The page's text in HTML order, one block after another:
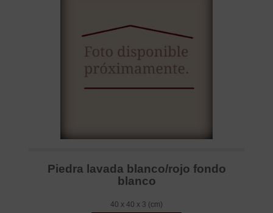
Piedra lavada blanco/rojo fondo
blanco
40 x 40 x 3 (cm)